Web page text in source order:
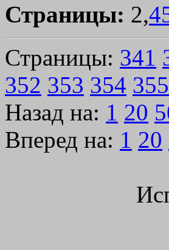
Страницы: 2,
Страницы: 341
352 353 354 355
Назад на: 1 20
Вперед на: 1 20